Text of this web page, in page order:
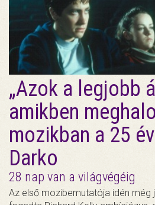
„Azok a legjobb
amikben
mozikban a 25
Darko
28 nap van a világvégéig
Az első mozibemutatója idén még